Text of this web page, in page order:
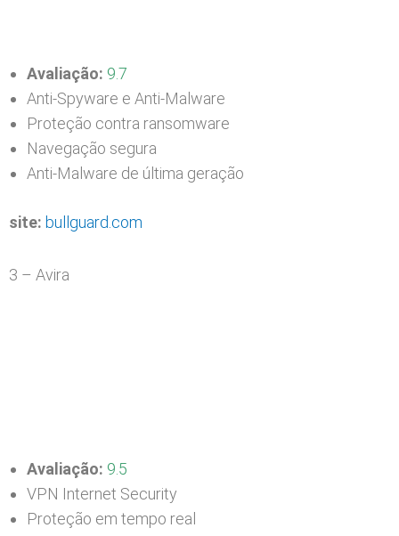
Avaliação: 9.7
Anti-Spyware e Anti-Malware
Proteção contra ransomware
Navegação segura
Anti-Malware de última geração
site: bullguard.com
3 – Avira
Avaliação: 9.5
VPN Internet Security
Proteção em tempo real